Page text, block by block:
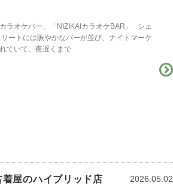
ラオケバー、「NIZIKAIカラオケBAR」 シェ
ートには賑やかなバーが並び、ナイトマーケ
ていて、夜遅くまで
着屋のハイブリッド店
2026.05.02